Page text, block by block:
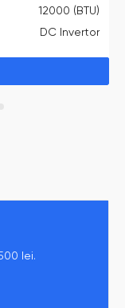
12000 (BTU)
DC Invertor
lei.